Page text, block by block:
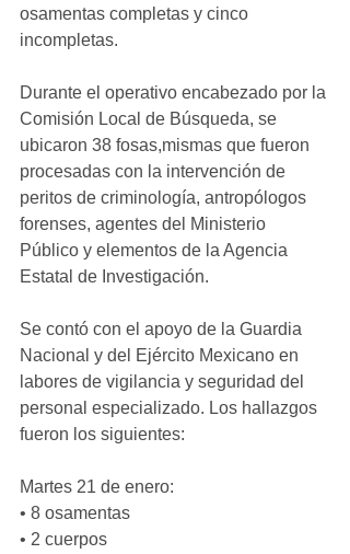
osamentas completas y cinco
incompletas.
Durante el operativo encabezado por la
Comisión Local de Búsqueda, se
ubicaron 38 fosas,mismas que fueron
procesadas con la intervención de
peritos de criminología, antropólogos
forenses, agentes del Ministerio
Público y elementos de la Agencia
Estatal de Investigación.
Se contó con el apoyo de la Guardia
Nacional y del Ejército Mexicano en
labores de vigilancia y seguridad del
personal especializado. Los hallazgos
fueron los siguientes:
Martes 21 de enero:
• 8 osamentas
• 2 cuerpos